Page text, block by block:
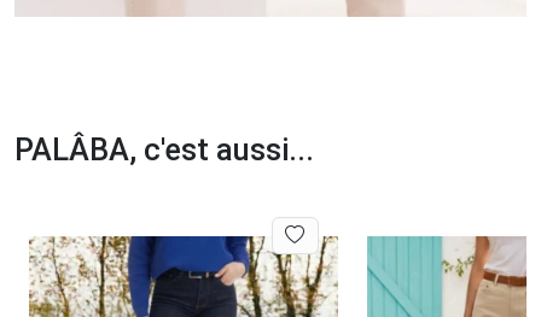
PALÂBA, c'est aussi...